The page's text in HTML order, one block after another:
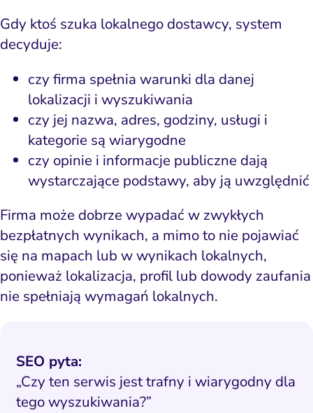
Gdy ktoś szuka lokalnego dostawcy, system
decyduje:
czy firma spełnia warunki dla danej
lokalizacji i wyszukiwania
czy jej nazwa, adres, godziny, usługi i
kategorie są wiarygodne
czy opinie i informacje publiczne dają
wystarczające podstawy, aby ją uwzględnić
Firma może dobrze wypadać w zwykłych
bezpłatnych wynikach, a mimo to nie pojawiać
się na mapach lub w wynikach lokalnych,
ponieważ lokalizacja, profil lub dowody zaufania
nie spełniają wymagań lokalnych.
SEO pyta:
„Czy ten serwis jest trafny i wiarygodny dla
tego wyszukiwania?”